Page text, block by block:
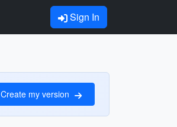
Sign In
Create my version